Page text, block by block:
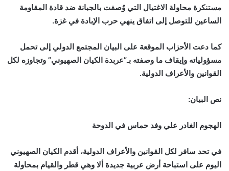
مستنكرة محاولة الاغتيال التي وُصفت بالجبانة ضد قادة المقاومة
الساعين للتوصل إلى اتفاق ينهي حرب الإبادة في غزة.
كما دعت الأحزاب الموقعة على البيان المجتمع الدولي إلى تحمل
مسؤولياته وإيقاف ما وصفته بـ”عربدة الكيان الصهيوني” وتجاوزه لكل
القوانين والأعراف الدولية.
نص البيان:
الهجوم الغادر علي وفد حماس في الدوحة
في تحد سافر لكل القوانين والأعراف الدولية، أقدم الكيان الصهيوني
اليوم على استباحة أرض عربية جديدة ألا وهي قطر والقيام بمحاولة